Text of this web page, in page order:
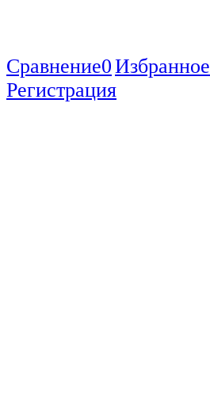
Сравнение0Избранное
Регистрация